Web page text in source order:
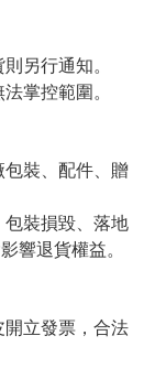
另行通知。
掌控範圍。
裝、配件、贈
裝損毀、落地
響退貨權益。
立發票，合法